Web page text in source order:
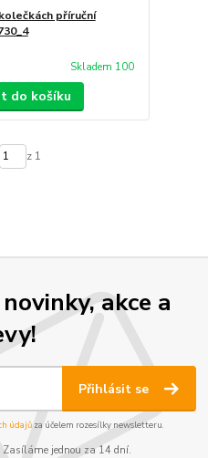
příruční
Skladem 100
do košíku
z 1
akce a
Přihlásit se
údajůza účelem rozesílky newsletteru.
Zasíláme jednou za 14 dní.